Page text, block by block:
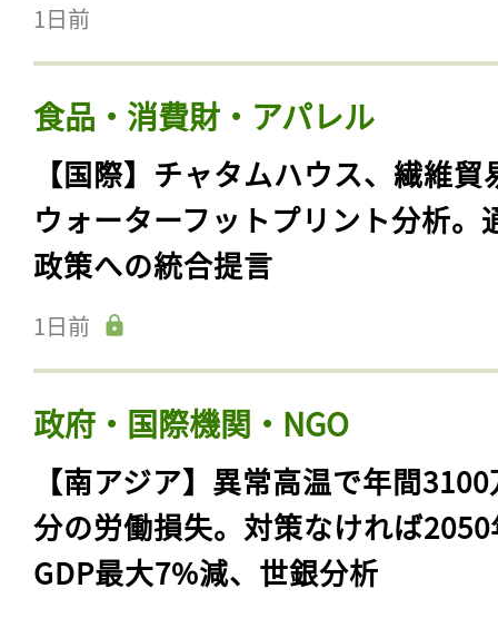
1日前
食品・消費財・アパレル
【国際】チャタムハウス、繊維貿
ウォーターフットプリント分析。
政策への統合提言
1日前
政府・国際機関・NGO
【南アジア】異常高温で年間
分の労働損失。対策なければ
GDP最大7%減、世銀分析